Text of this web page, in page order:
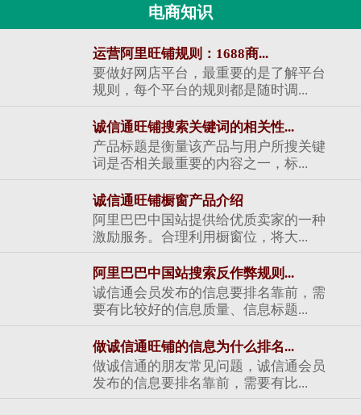
电商知识
运营阿里旺铺规则：1688商...
要做好网店平台，最重要的是了解平台
规则，每个平台的规则都是随时调...
诚信通旺铺搜索关键词的相关性...
产品标题是衡量该产品与用户所搜关键
词是否相关最重要的内容之一，标...
诚信通旺铺橱窗产品介绍
阿里巴巴中国站提供给优质卖家的一种
激励服务。合理利用橱窗位，将大...
阿里巴巴中国站搜索反作弊规则...
诚信通会员发布的信息要排名靠前，需
要有比较好的信息质量、信息标题...
做诚信通旺铺的信息为什么排名...
做诚信通的朋友常见问题，诚信通会员
发布的信息要排名靠前，需要有比...